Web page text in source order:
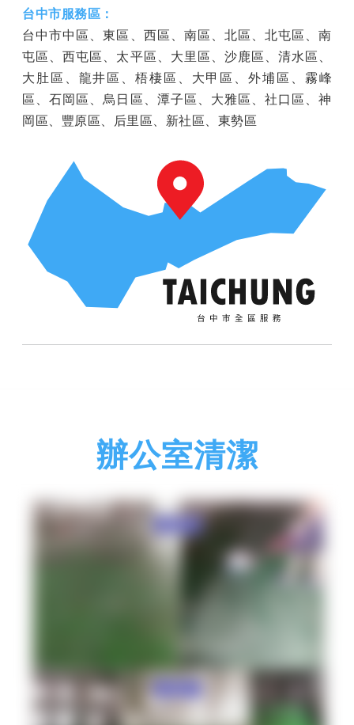
台中市服務區：
台中市中區、東區、西區、南區、北區、北屯區、南
屯區、西屯區、太平區、大里區、沙鹿區、清水區、
大肚區、龍井區、梧棲區、大甲區、外埔區、霧峰
區、石岡區、烏日區、潭子區、大雅區、社口區、神
岡區、豐原區、后里區、新社區、東勢區
辦公室清潔